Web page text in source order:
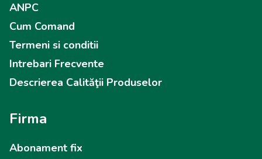
ANPC
Cum Comand
Termeni si conditii
Intrebari Frecvente
Descrierea Calităţii Produselor
Firma
Abonament fix